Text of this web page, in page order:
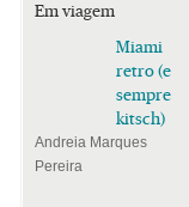
Em viagem
Miami
retro (e
sempre
kitsch)
Andreia Marques
Pereira